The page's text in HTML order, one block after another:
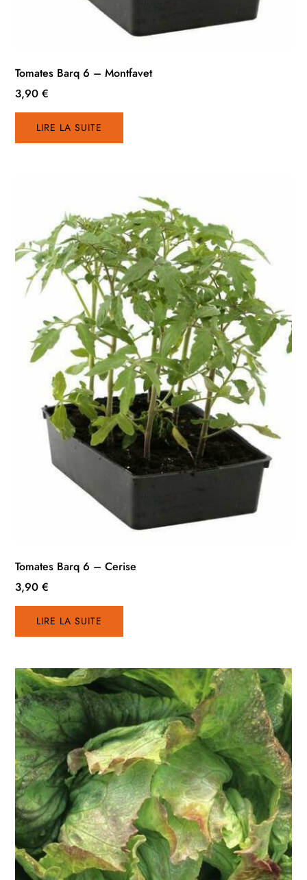
Tomates Barq 6 – Montfavet
3,90€
LIRE LA SUITE
Tomates Barq 6 – Cerise
3,90€
LIRE LA SUITE